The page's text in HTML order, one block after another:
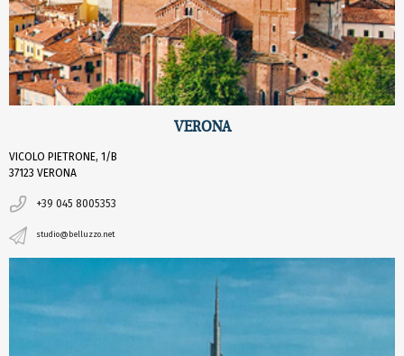
VERONA
VICOLO PIETRONE, 1/B
37123 VERONA
+39 045 8005353
studio@belluzzo.net